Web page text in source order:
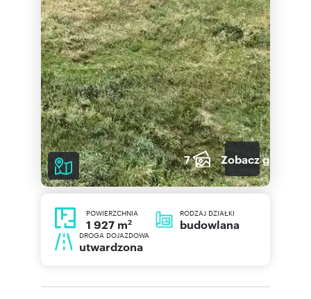
7 Zobacz galerię
POWIERZCHNIA
1 927 m2
RODZAJ DZIAŁKI
budowlana
DROGA DOJAZDOWA
utwardzona